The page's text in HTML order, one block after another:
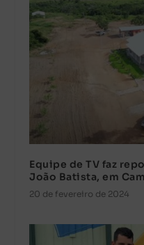
Equipe de TV faz
João Batista, em
20 de fevereiro de 2024